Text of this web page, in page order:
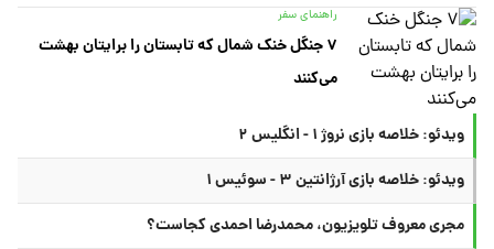
راهنمای سفر
۷ جنگل خنک شمال که تابستان را برایتان بهشت
می‌کنند
ویدئو: خلاصه بازی نروژ ۱ - انگلیس ۲
ویدئو: خلاصه بازی آرژانتین ۳ - سوئیس ۱
مجری معروف تلویزیون، محمدرضا احمدی کجاست؟